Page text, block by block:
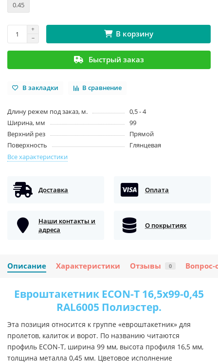
0.45
В корзину
Быстрый заказ
В закладки В сравнение
Длину режем под заказ, м.
0,5 - 4
Ширина, мм
99
Верхний рез
Прямой
Поверхность
Глянцевая
Все характеристики
Доставка Оплата
Наши контакты и
адреса
О покрытиях
Описание Характеристики Отзывы 0 Вопрос-
Евроштакетник ECON-T 16,5х99-0,45
RAL6005 Полиэстер.
Эта позиция относится к группе «евроштакетник» для
пролетов, калиток и ворот. По названию читаются
профиль ECON-T, ширина 99 мм, высота профиля 16,5 мм,
толщина металла 0,45 мм. Цветовое исполнение